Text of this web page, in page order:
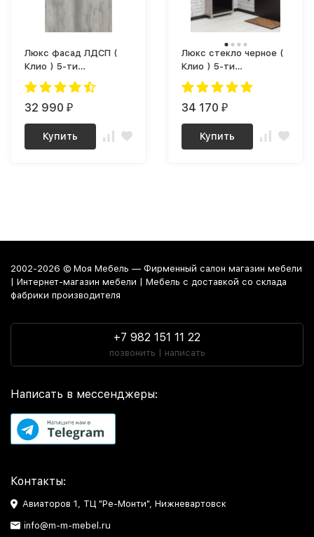
Люкс фасад ЛДСП (
Клио ) 5-ти
секционный Плюс
32 990 ₽
Купить
Люкс стекло черное (
Клио ) 5-ти
секционный Плюс
34 170 ₽
Купить
2002-2026 © Моя Мебель — Фирменный салон магазин мебели
| Интернет-магазин мебели | Мебель с доставкой со склада
фабрики производителя
+7 982 151 11 22
позвонить | написать
Написать в мессенджеры:
Контакты:
Авиаторов 1, ТЦ "Ре-Монти", Нижневартовск
info@m-m-mebel.ru